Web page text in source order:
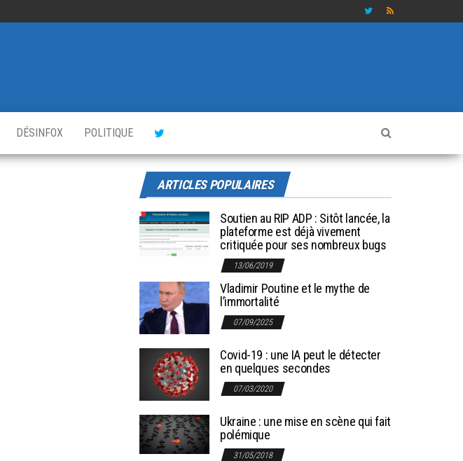
DÉSINFOX POLITIQUE
ARTICLES POPULAIRES
Soutien au RIP ADP : Sitôt lancée, la
plateforme est déjà vivement
critiquée pour ses nombreux bugs
13/06/2019
Vladimir Poutine et le mythe de
l’immortalité
07/09/2025
Covid-19 : une IA peut le détecter
en quelques secondes
07/03/2020
Ukraine : une mise en scène qui fait
polémique
31/05/2018